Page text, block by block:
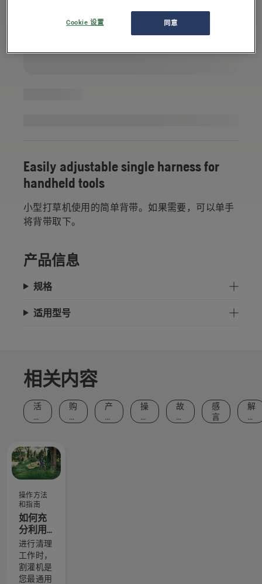
Easily adjustable single harness for
handheld tools
小型打草机使用的简单背带。如果需要，可以单手
将背带取下。
产品信息
规格
适用型号
相关内容
活
动
件
购
买
产
品
操
作
故
事
感
言
解
决
操作方法
和指南
如何充
分利用
您的割
灌机
进行清理
工作时，
割灌机是
您最通用
同意
Cookie 设置